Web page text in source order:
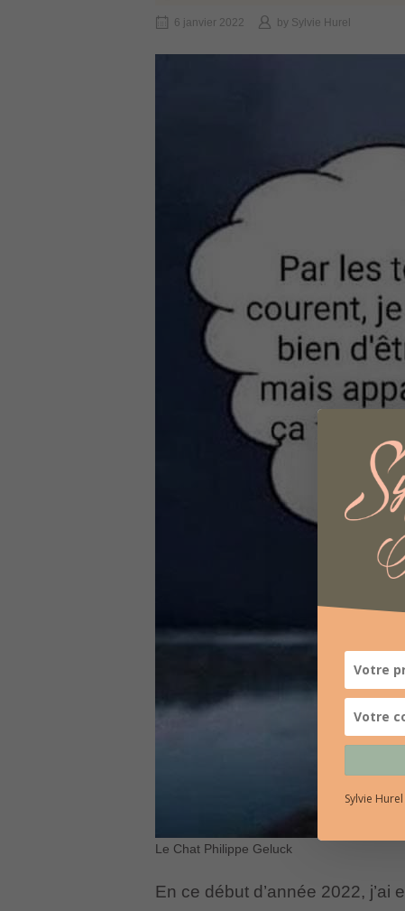
6 janvier 2022 by Sylvie Hurel
Le Chat Philippe Geluck
En ce début d’année 2022,
Sylvie